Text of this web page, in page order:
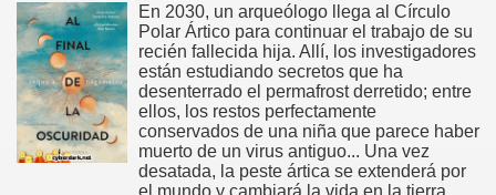
En 2030, un arqueólogo llega al Círculo
Polar Ártico para continuar el trabajo de su
recién fallecida hija. Allí, los investigadores
están estudiando secretos que ha
desenterrado el permafrost derretido; entre
ellos, los restos perfectamente
conservados de una niña que parece haber
muerto de un virus antiguo... Una vez
desatada, la peste ártica se extenderá por
el mundo y cambiará la vida en la tierra